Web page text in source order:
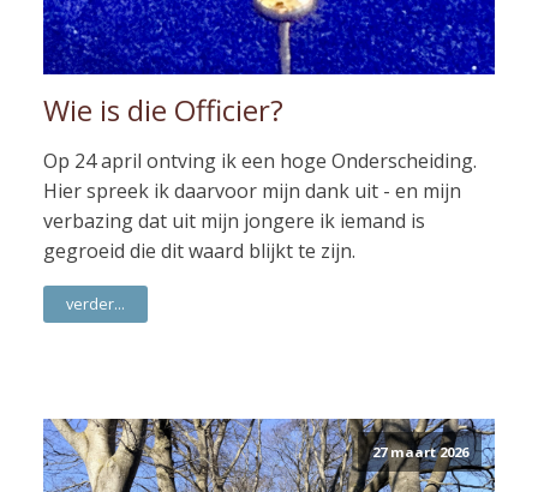
Wie is die Officier?
Op 24 april ontving ik een hoge Onderscheiding.
Hier spreek ik daarvoor mijn dank uit - en mijn
verbazing dat uit mijn jongere ik iemand is
gegroeid die dit waard blijkt te zijn.
verder...
27 maart 2026